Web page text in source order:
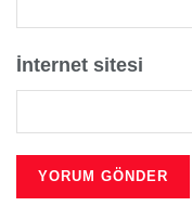
İnternet sitesi